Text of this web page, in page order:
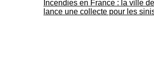
Incendies en France : la ville
lance une collecte pour les